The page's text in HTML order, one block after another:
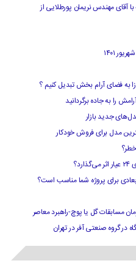
با آقای مهندس نریمان پورطلایی از
۱۴۰۱
به فضای آرام بخش تبدیل کنیم ؟
را به جاده برگردانید
جدید بازار
مدل برای فروش خودکار
برای پروژه شما مناسب است؟
مسابقات گل یا پوچ-راهبرد معاصر
در گروه صنعتی آفر در تهران